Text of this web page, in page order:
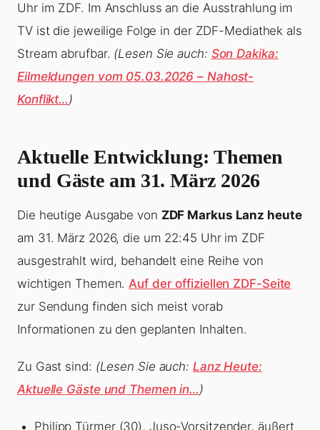
Uhr im ZDF. Im Anschluss an die Ausstrahlung im
TV ist die jeweilige Folge in der ZDF-Mediathek als
Stream abrufbar. (Lesen Sie auch: Son Dakika:
Eilmeldungen vom 05.03.2026 – Nahost-
Konflikt…)
Aktuelle Entwicklung: Themen
und Gäste am 31. März 2026
Die heutige Ausgabe von ZDF Markus Lanz heute
am 31. März 2026, die um 22:45 Uhr im ZDF
ausgestrahlt wird, behandelt eine Reihe von
wichtigen Themen.Auf der offiziellen ZDF-Seite
zur Sendung finden sich meist vorab
Informationen zu den geplanten Inhalten.
Zu Gast sind: (Lesen Sie auch: Lanz Heute:
Aktuelle Gäste und Themen in…)
Philipp Türmer (30), Juso-Vorsitzender, äußert